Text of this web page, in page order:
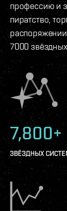
профессию и
пиратство,
7000
7,800+
ЗВЁЗДНЫХ